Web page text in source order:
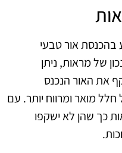
בהכנסת אור טבעי
של מראות, ניתן
את האור הנכנס
מואר ומרווח יותר. עם
כך שהן לא ישקפו